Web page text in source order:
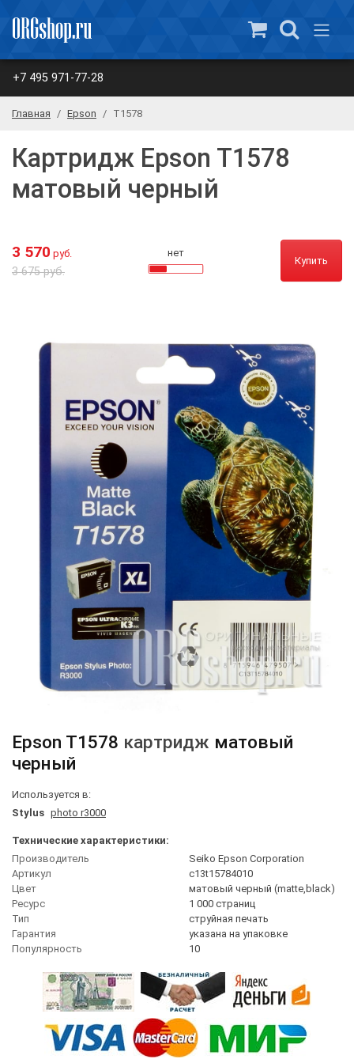
+7 495 971-77-28
Главная Epson T1578
Картридж Epson T1578
матовый черный
3 570 руб.
3 675 руб.
нет
Купить
Epson T1578 картридж матовый
черный
Используется в:
Stylus photo r3000
Технические характеристики:
Производитель
Seiko Epson Corporation
Артикул
c13t15784010
Цвет
матовый черный (matte,black)
Ресурс
1 000 страниц
Тип
струйная печать
Гарантия
указана на упаковке
Популярность
10